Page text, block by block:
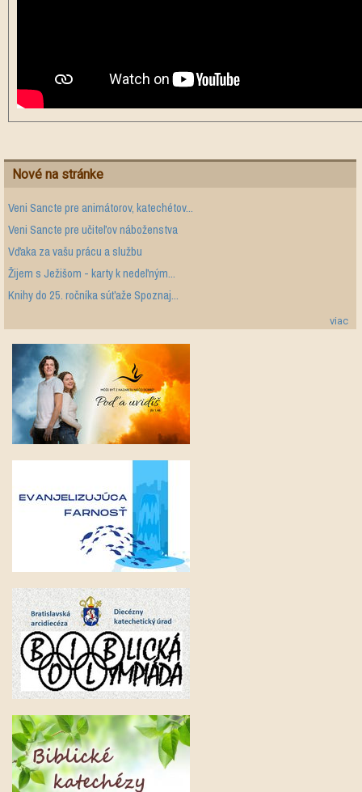
Nové na stránke
Veni Sancte pre animátorov, katechétov...
Veni Sancte pre učiteľov náboženstva
Vďaka za vašu prácu a službu
Žijem s Ježišom - karty k nedeľným...
Knihy do 25. ročníka súťaže Spoznaj...
viac